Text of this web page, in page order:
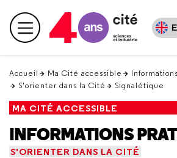
en
haut Menu principal
Accueil Ma Cité accessible
S'orienter dans la Cité
Signalétique
MA CITÉ ACCESSIBLE
INFORMATIONS
S'ORIENTER DANS LA CITÉ